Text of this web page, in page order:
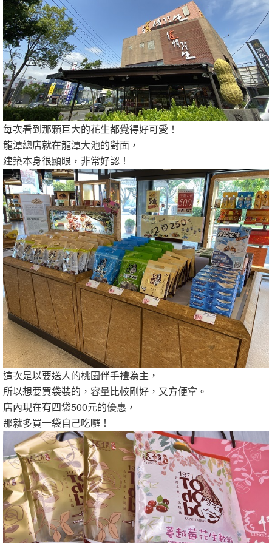
每次看到那顆巨大的花生都覺得好可愛！
龍潭總店就在龍潭大池的對面，
建築本身很顯眼，非常好認！
這次是以要送人的桃園伴手禮為主，
所以想要買袋裝的，容量比較剛好，又方便拿。
店內現在有四袋500元的優惠，
那就多買一袋自己吃囉！